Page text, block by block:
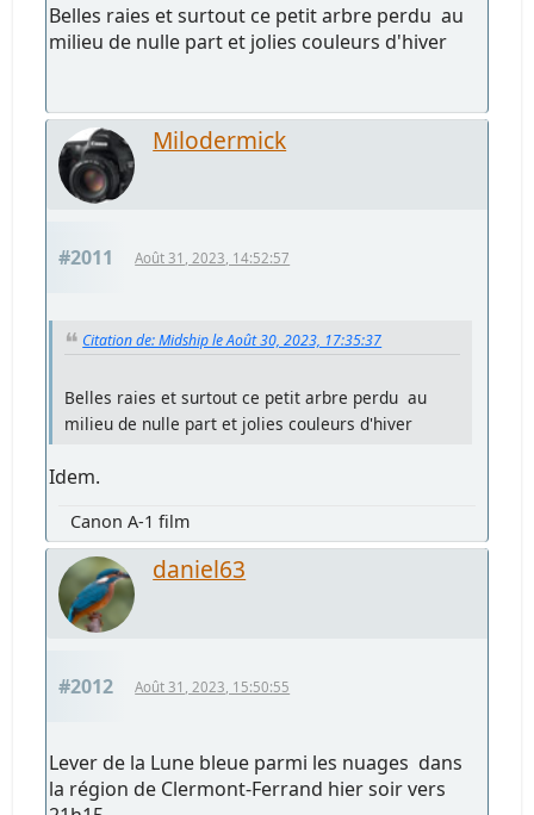
Belles raies et surtout ce petit arbre perdu au
milieu de nulle part et jolies couleurs d'hiver
Milodermick
#2011 Août 31, 2023, 14:52:57
Citation de: Midship le Août 30, 2023, 17:35:37
Belles raies et surtout ce petit arbre perdu au
milieu de nulle part et jolies couleurs d'hiver
Idem.
Canon A-1 film
daniel63
#2012 Août 31, 2023, 15:50:55
Lever de la Lune bleue parmi les nuages dans
la région de Clermont-Ferrand hier soir vers